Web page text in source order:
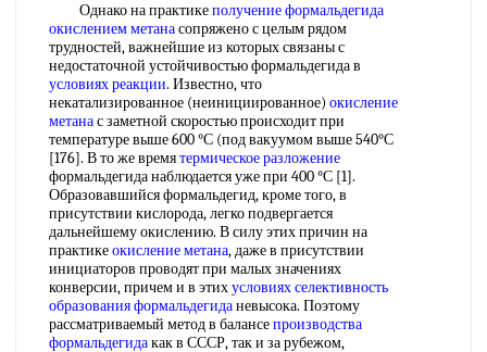
Однако на практикеполучение формальдегида
окислением метанасопряжено с целым рядом
трудностей, важнейшие из которых связаны с
недостаточной устойчивостью формальдегида в
условиях реакции. Известно, что
некатализированное (неинициированное) окисление
метанас заметной скоростью происходит при
температуре выше 600 °С (под вакуумом выше 540°С
[176]. В то же времятермическое разложение
формальдегида наблюдается уже при 400 °С [1].
Образовавшийся формальдегид, кроме того, в
присутствии кислорода, легко подвергается
дальнейшему окислению. В силу этих причин на
практикеокисление метана, даже в присутствии
инициаторов проводят при малых значениях
конверсии, причем и в этихусловиях селективность
образования формальдегиданевысока. Поэтому
рассматриваемый метод в балансепроизводства
формальдегидакак в СССР, так и за рубежом,